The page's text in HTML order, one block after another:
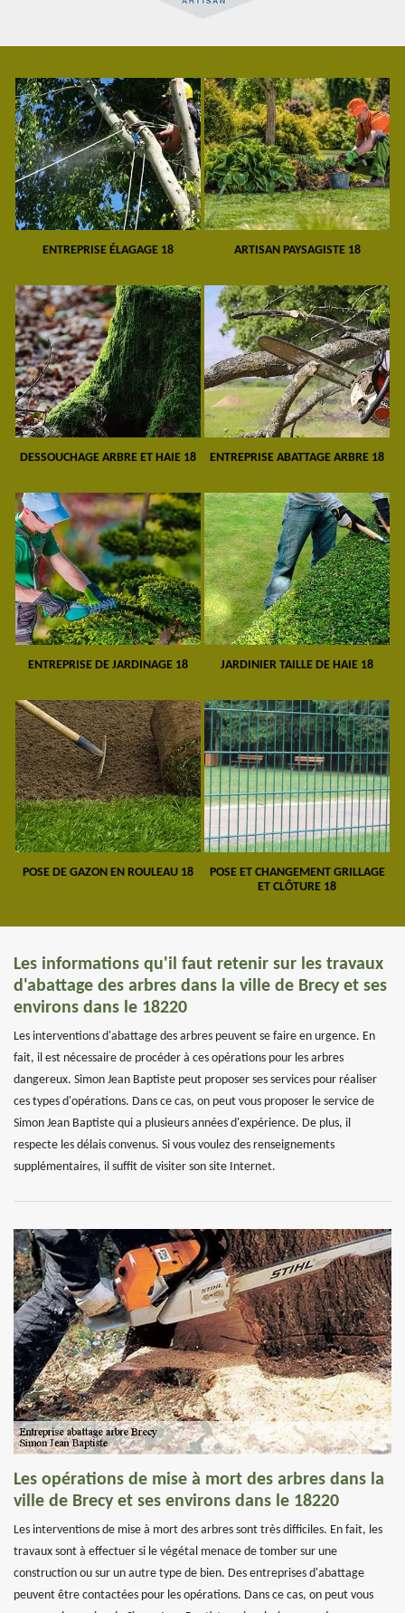
ENTREPRISE ÉLAGAGE 18 ARTISAN PAYSAGISTE 18
DESSOUCHAGE ARBRE ET HAIE 18 ENTREPRISE ABATTAGE ARBRE 18
ENTREPRISE DE JARDINAGE 18 JARDINIER TAILLE DE HAIE 18
POSE DE GAZON EN ROULEAU 18
POSE ET CHANGEMENT GRILLAGE
ET CLÔTURE 18
Les informations qu'il faut retenir sur les travaux
d'abattage des arbres dans la ville de Brecy et ses
environs dans le 18220
Les interventions d'abattage des arbres peuvent se faire en urgence. En
fait, il est nécessaire de procéder à ces opérations pour les arbres
dangereux. Simon Jean Baptiste peut proposer ses services pour réaliser
ces types d'opérations. Dans ce cas, on peut vous proposer le service de
Simon Jean Baptiste qui a plusieurs années d'expérience. De plus, il
respecte les délais convenus. Si vous voulez des renseignements
supplémentaires, il suffit de visiter son site Internet.
Les opérations de mise à mort des arbres dans la
ville de Brecy et ses environs dans le 18220
Les interventions de mise à mort des arbres sont très difficiles. En fait, les
travaux sont à effectuer si le végétal menace de tomber sur une
construction ou sur un autre type de bien. Des entreprises d'abattage
peuvent être contactées pour les opérations. Dans ce cas, on peut vous